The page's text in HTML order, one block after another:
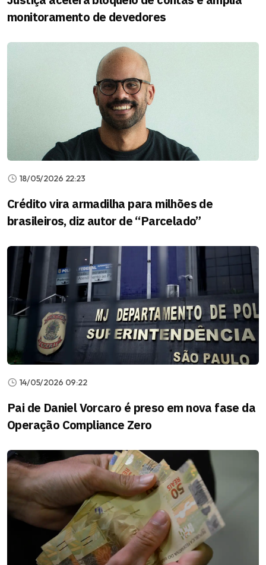
monitoramento de devedores
18/05/2026 22:23
Crédito vira armadilha para milhões de
brasileiros, diz autor de “Parcelado”
14/05/2026 09:22
Pai de Daniel Vorcaro é preso em nova fase da
Operação Compliance Zero